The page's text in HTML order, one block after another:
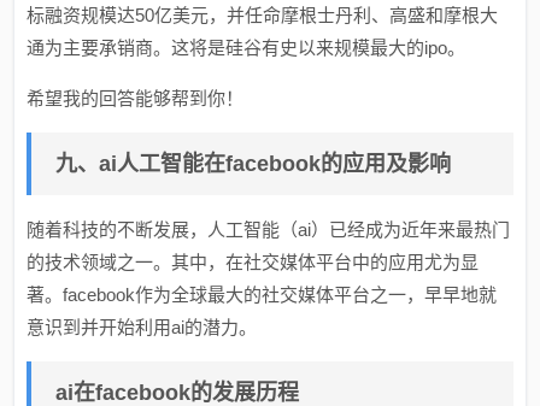
标融资规模达50亿美元，并任命摩根士丹利、高盛和摩根大
通为主要承销商。这将是硅谷有史以来规模最大的ipo。
希望我的回答能够帮到你！
九、ai人工智能在facebook的应用及影响
随着科技的不断发展，人工智能（ai）已经成为近年来最热门
的技术领域之一。其中，在社交媒体平台中的应用尤为显
著。facebook作为全球最大的社交媒体平台之一，早早地就
意识到并开始利用ai的潜力。
ai在facebook的发展历程